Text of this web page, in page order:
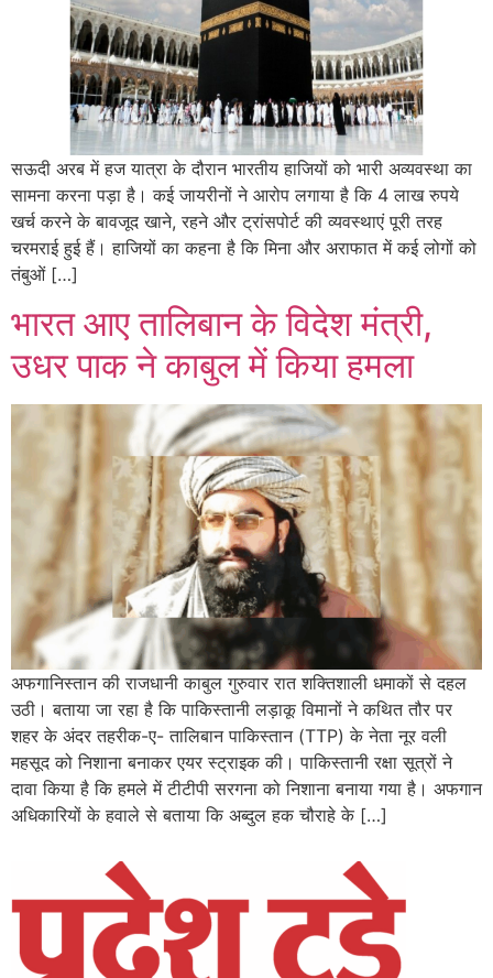
सऊदी अरब में हज यात्रा के दौरान भारतीय हाजियों को भारी अव्यवस्था का
सामना करना पड़ा है। कई जायरीनों ने आरोप लगाया है कि 4 लाख रुपये
खर्च करने के बावजूद खाने, रहने और ट्रांसपोर्ट की व्यवस्थाएं पूरी तरह
चरमराई हुई हैं। हाजियों का कहना है कि मिना और अराफात में कई लोगों को
तंबुओं […]
भारत आए तालिबान के विदेश मंत्री,
उधर पाक ने काबुल में किया हमला
अफगानिस्तान की राजधानी काबुल गुरुवार रात शक्तिशाली धमाकों से दहल
उठी। बताया जा रहा है कि पाकिस्तानी लड़ाकू विमानों ने कथित तौर पर
शहर के अंदर तहरीक-ए- तालिबान पाकिस्तान (TTP) के नेता नूर वली
महसूद को निशाना बनाकर एयर स्ट्राइक की। पाकिस्तानी रक्षा सूत्रों ने
दावा किया है कि हमले में टीटीपी सरगना को निशाना बनाया गया है। अफगान
अधिकारियों के हवाले से बताया कि अब्दुल हक चौराहे के […]